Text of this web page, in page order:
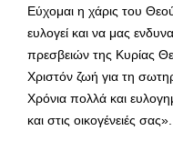
Εύχομαι η χάρις του
ευλογεί και να μας
πρεσβειών της Κυρίας
Χριστόν ζωή για τη
Χρόνια πολλά και
και στις οικογένειές σας».